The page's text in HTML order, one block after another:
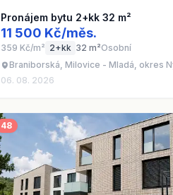
Pronájem bytu 2+kk 32 m²
11 500 Kč/měs.
359 Kč/m² 2+kk 32 m²Osobní
Braniborská, Milovice - Mladá, okres
06. 08. 2026
48